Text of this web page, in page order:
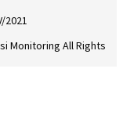
2021
Monitoring All Rights